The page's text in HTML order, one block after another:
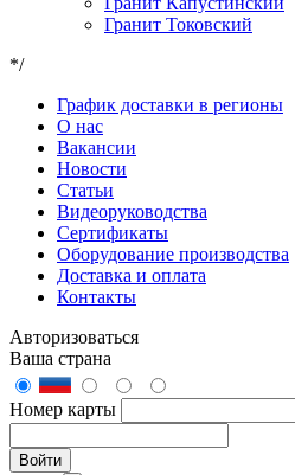
Гранит Токовский
*/
График доставки в регионы
О нас
Вакансии
Новости
Статьи
Видеоруководства
Сертификаты
Оборудование производства
Доставка и оплата
Контакты
Авторизоваться
Ваша страна
Номер карты
Войти